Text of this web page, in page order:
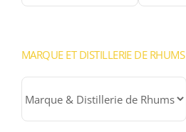
min
max
MARQUE ET DISTILLERIE DE RHUMS